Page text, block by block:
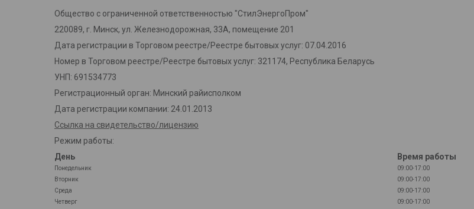
Общество с ограниченной ответственностью "СтилЭнергоПром"
220089, г. Минск, ул. Железнодорожная, 33А, помещение 201
Дата регистрации в Торговом реестре/Реестре бытовых услуг: 07.04.2016
Номер в Торговом реестре/Реестре бытовых услуг: 321174, Республика Беларусь
УНП: 691534773
Регистрационный орган: Минский райисполком
Дата регистрации компании: 24.01.2013
Ссылка на свидетельство/лицензию
Режим работы:
День
Время работы
Понедельник
09:00-17:00
Вторник
09:00-17:00
Среда
09:00-17:00
Четверг
09:00-17:00